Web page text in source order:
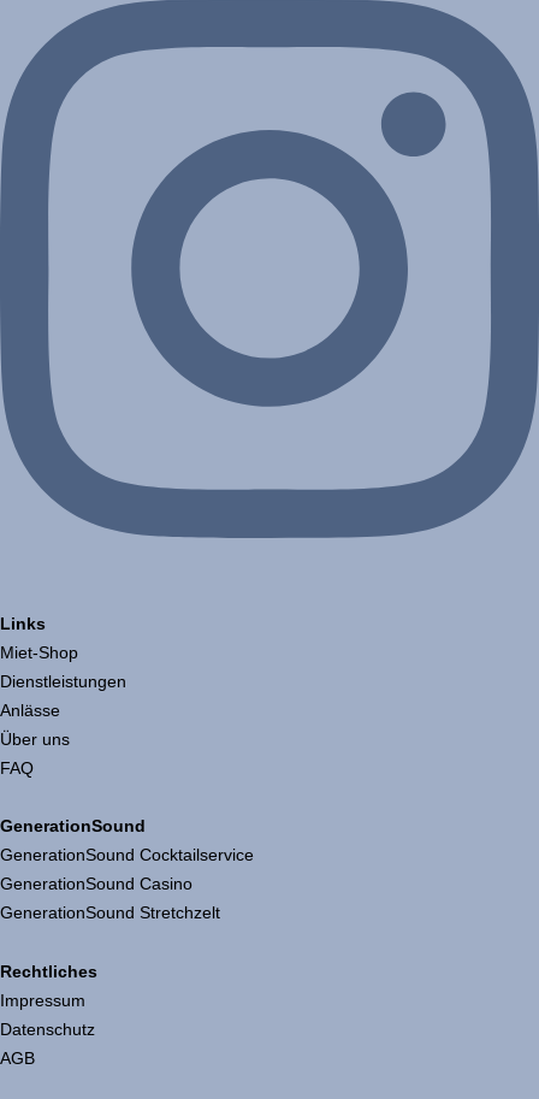
Links
Miet-Shop
Dienstleistungen
Anlässe
Über uns
FAQ
GenerationSound
GenerationSound Cocktailservice
GenerationSound Casino
GenerationSound Stretchzelt
Rechtliches
Impressum
Datenschutz
AGB